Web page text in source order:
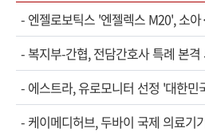
- 엔젤로보틱스 '엔젤렉스 M20', 소아·청소
- 복지부-간협, 전담간호사 특례 본
- 에스트라, 유로모니터 선정 '대한민
- 케이메디허브, 두바이 국제 의료기